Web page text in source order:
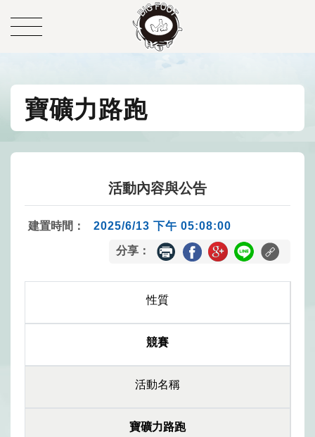
寶礦力路跑
活動內容與公告
建置時間： 2025/6/13 下午 05:08:00
分享：
性質
競賽
活動名稱
寶礦力路跑